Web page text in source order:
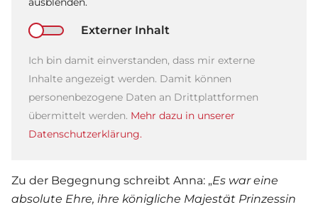
Externer Inhalt
Ich bin damit einverstanden, dass mir externe
Inhalte angezeigt werden. Damit können
personenbezogene Daten an Drittplattformen
übermittelt werden. Mehr dazu in unserer
Datenschutzerklärung.
Zu der Begegnung schreibt Anna: „Es war eine
absolute Ehre, ihre königliche Majestät Prinzessin